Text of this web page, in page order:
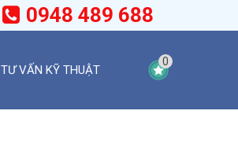
0948 489 688
TƯ VẤN KỸ THUẬT
0